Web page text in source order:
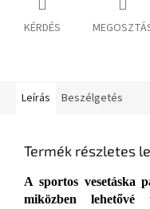
KÉRDÉS
Leírás Beszélgetés
Termék részletes
A sportos vesetáska
miközben